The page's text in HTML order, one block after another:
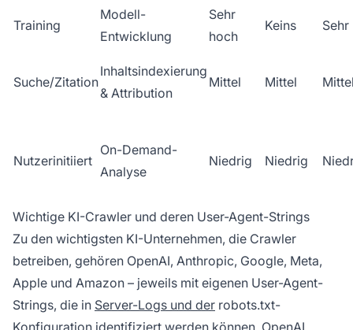
Training
Modell-
Entwicklung
Sehr
hoch
Keins
Suche/Zitation
Inhaltsindexierung
& Attribution
Mittel Mittel
Nutzerinitiiert
On-Demand-
Analyse
Niedrig Niedrig
Wichtige KI-Crawler und deren User-Agent-Strings
Zu den wichtigsten KI-Unternehmen, die Crawler
betreiben, gehören OpenAI, Anthropic, Google, Meta,
Apple und Amazon – jeweils mit eigenen User-Agent-
Strings, die in Server-Logs und der robots.txt-